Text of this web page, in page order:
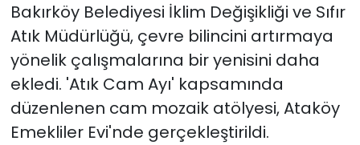
Bakırköy Belediyesi İklim Değişikliği ve Sıfır
Atık Müdürlüğü, çevre bilincini artırmaya
yönelik çalışmalarına bir yenisini daha
ekledi. 'Atık Cam Ayı' kapsamında
düzenlenen cam mozaik atölyesi, Ataköy
Emekliler Evi'nde gerçekleştirildi.